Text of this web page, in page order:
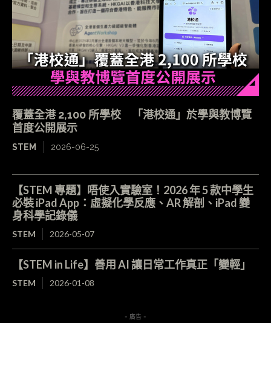
覆蓋全港 2,100 所學校 「港校通」於學與教博覽
首度公開展示
STEM 2026-06-25
【STEM 專題】唔使入實驗室！2026 年 5 款中學生
必裝 iPad App：虛擬化學反應、AR 解剖、iPad 變
身科學記錄儀
STEM 2026-05-07
【STEM in Life】善用 AI 讓日常工作真正「變輕」
STEM 2026-01-08
- 廣告 -